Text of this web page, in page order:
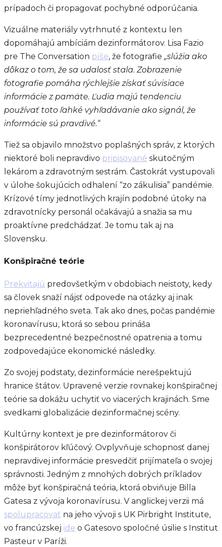
prípadoch či propagovať pochybné odporúčania.
Vizuálne materiály vytrhnuté z kontextu len
dopomáhajú ambíciám dezinformátorov. Lisa Fazio
pre The Conversation píše, že fotografie „slúžia ako
dôkaz o tom, že sa udalosť stala. Zobrazenie
fotografie pomáha rýchlejšie získať súvisiace
informácie z pamäte. Ľudia majú tendenciu
používať toto ľahké vyhľadávanie ako signál, že
informácie sú pravdivé.“
Tiež sa objavilo množstvo poplašných správ, z ktorých
niektoré boli nepravdivo pripisované skutočným
lekárom a zdravotným sestrám. Častokrát vystupovali
v úlohe šokujúcich odhalení “zo zákulisia” pandémie.
Krízové tímy jednotlivých krajín podobné útoky na
zdravotnícky personál očakávajú a snažia sa mu
proaktívne predchádzať. Je tomu tak aj na
Slovensku.
Konšpiračné teórie
Prekvitajú predovšetkým v obdobiach neistoty, kedy
sa človek snaží nájsť odpovede na otázky aj inak
nepriehľadného sveta. Tak ako dnes, počas pandémie
koronavírusu, ktorá so sebou prináša
bezprecedentné bezpečnostné opatrenia a tomu
zodpovedajúce ekonomické následky.
Zo svojej podstaty, dezinformácie nerešpektujú
hranice štátov. Upravené verzie rovnakej konšpiračnej
teórie sa dokážu uchytiť vo viacerých krajinách. Sme
svedkami globalizácie dezinformačnej scény.
Kultúrny kontext je pre dezinformátorov či
konšpirátorov kľúčový. Ovplyvňuje schopnosť danej
nepravdivej informácie presvedčiť prijímateľa o svojej
správnosti. Jedným z mnohých dobrých príkladov
môže byť konšpiračná teória, ktorá obviňuje Billa
Gatesa z vývoja koronavírusu. V anglickej verzii má
spolupracovať na jeho vývoji s UK Pirbright Institute,
vo francúzskej ide o Gatesovo spoločné úsilie s Institut
Pasteur v Paríži.